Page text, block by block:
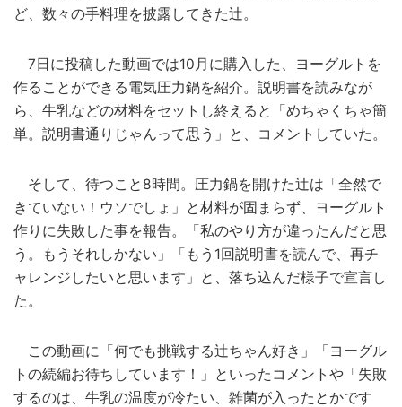
ど、数々の手料理を披露してきた辻。
7日に投稿した動画では10月に購入した、ヨーグルトを
作ることができる電気圧力鍋を紹介。説明書を読みなが
ら、牛乳などの材料をセットし終えると「めちゃくちゃ簡
単。説明書通りじゃんって思う」と、コメントしていた。
そして、待つこと8時間。圧力鍋を開けた辻は「全然で
きていない！ウソでしょ」と材料が固まらず、ヨーグルト
作りに失敗した事を報告。「私のやり方が違ったんだと思
う。もうそれしかない」「もう1回説明書を読んで、再チ
ャレンジしたいと思います」と、落ち込んだ様子で宣言し
た。
この動画に「何でも挑戦する辻ちゃん好き」「ヨーグル
トの続編お待ちしています！」といったコメントや「失敗
するのは、牛乳の温度が冷たい、雑菌が入ったとかです